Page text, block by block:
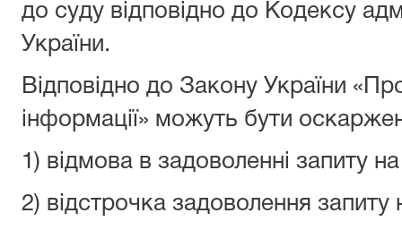
до суду відповідно до Кодексу
України.
Відповідно до Закону України
інформації» можуть бути
1) відмова в задоволенні запиту
2) відстрочка задоволення